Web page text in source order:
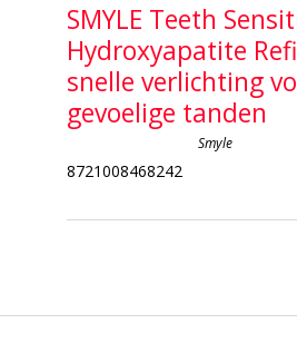
SMYLE Teeth
Hydroxyapatite
snelle verlichting
gevoelige tanden
Smyle
8721008468242